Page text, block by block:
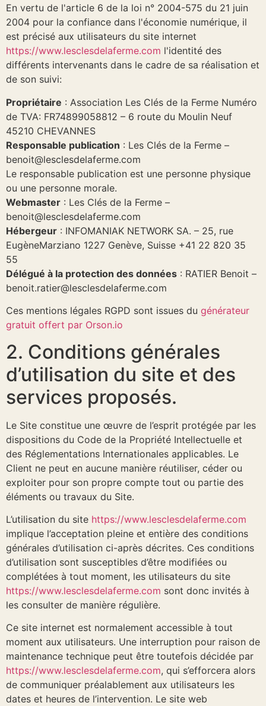
En vertu de l'article 6 de la loi n° 2004-575 du 21 juin
2004 pour la confiance dans l'économie numérique, il
est précisé aux utilisateurs du site internet
https://www.lesclesdelaferme.com l'identité des
différents intervenants dans le cadre de sa réalisation et
de son suivi:
Propriétaire : Association Les Clés de la Ferme Numéro
de TVA: FR74899058812 – 6 route du Moulin Neuf
45210 CHEVANNES
Responsable publication : Les Clés de la Ferme –
benoit@lesclesdelaferme.com
Le responsable publication est une personne physique
ou une personne morale.
Webmaster : Les Clés de la Ferme –
benoit@lesclesdelaferme.com
Hébergeur : INFOMANIAK NETWORK SA. – 25, rue
EugèneMarziano 1227 Genève, Suisse +41 22 820 35
55
Délégué à la protection des données : RATIER Benoit –
benoit.ratier@lesclesdelaferme.com
Ces mentions légales RGPD sont issues du générateur
gratuit offert par Orson.io
2. Conditions générales
d’utilisation du site et des
services proposés.
Le Site constitue une œuvre de l’esprit protégée par les
dispositions du Code de la Propriété Intellectuelle et
des Réglementations Internationales applicables. Le
Client ne peut en aucune manière réutiliser, céder ou
exploiter pour son propre compte tout ou partie des
éléments ou travaux du Site.
L’utilisation du site https://www.lesclesdelaferme.com
implique l’acceptation pleine et entière des conditions
générales d’utilisation ci-après décrites. Ces conditions
d’utilisation sont susceptibles d’être modifiées ou
complétées à tout moment, les utilisateurs du site
https://www.lesclesdelaferme.com sont donc invités à
les consulter de manière régulière.
Ce site internet est normalement accessible à tout
moment aux utilisateurs. Une interruption pour raison de
maintenance technique peut être toutefois décidée par
https://www.lesclesdelaferme.com, qui s’efforcera alors
de communiquer préalablement aux utilisateurs les
dates et heures de l’intervention. Le site web